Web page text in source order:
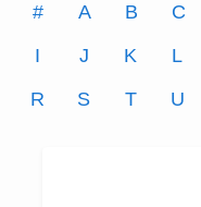
# A B C
I
J K L
R
S T U